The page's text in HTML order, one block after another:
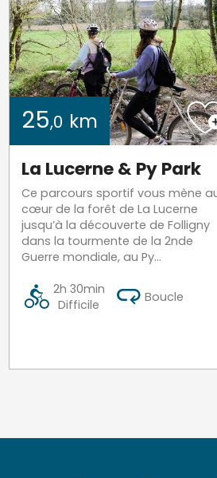
25,0 km
La Lucerne & Py Park
Ce parcours sportif vous mène
cœur de la forêt de La Lucerne
jusqu’à la découverte de Folligny
dans la tourmente de la 2nde
Guerre mondiale, au Py...
2h 30min
Difficile
Boucle